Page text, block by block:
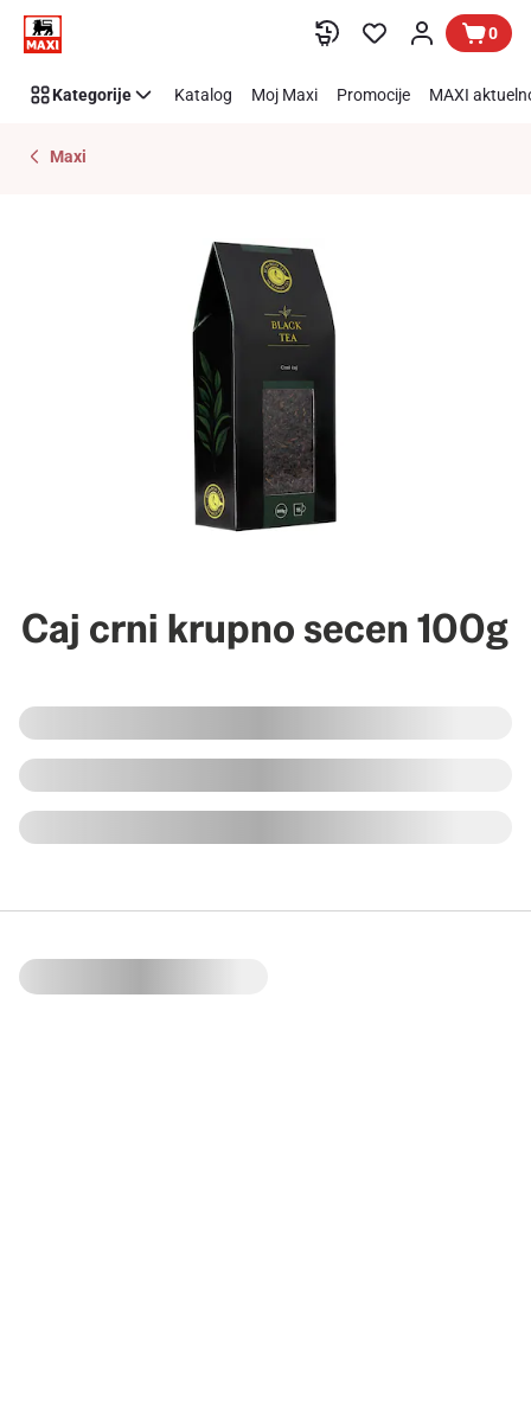
Preskoči link 0
Kategorije Katalog Moj Maxi Promocije MAXI
Maxi
Caj crni krupno secen 100g